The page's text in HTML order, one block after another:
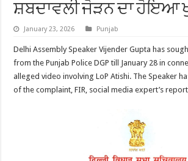
ਸ਼ਬਦਾਵਲੀ ਜੋੜਨ ਦਾ ਹੋਇਆ
January 23, 2026 Punjab
Delhi Assembly Speaker Vijender Gupta has
from the Punjab Police DGP till January 28 in
alleged video involving LoP Atishi. The Speaker
of the complaint, FIR, social media expert’s